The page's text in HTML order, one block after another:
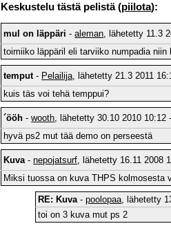
Keskustelu tästä pelistä (piilota):
mul on läppäri -aleman, lähetetty 11.3
toimiiko läppäril eli tarviiko numpadia niin
temput- Pelailija, lähetetty 21.3 2011
kuis täs voi tehä temppui?
´ööh -wooth, lähetetty 30.10 2010
hyvä ps2 mut tää demo on perseestä
Kuva-nepojatsurf, lähetetty 16.11 2008
Miksi tuossa on kuva THPS kolmosesta
RE: Kuva-poolopaa, lähetetty
toi on 3 kuva mut ps 2